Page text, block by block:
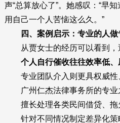
声“总算放心了”。她感叹：“早
用自己一个人苦恼这么久。”
四、案例启示：专业的人
从贾女士的经历可以看到，
个人自行催收往往效率低、
专业团队介入则更具权威性
广州仁杰法律事务所的专业
擅长处理各类民间借贷、拖
针对不同情况制定差异化策